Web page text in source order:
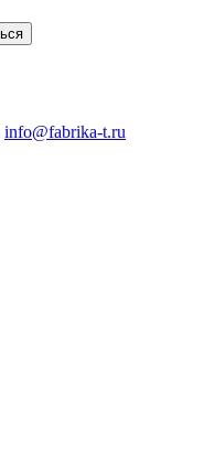
info@fabrika-t.ru